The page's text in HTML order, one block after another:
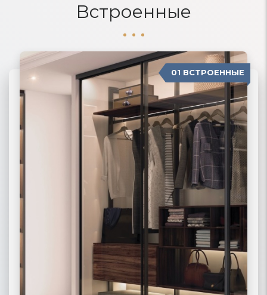
Встроенные
04 П-ОБРАЗНЫЕ 01 ВСТРОЕННЫЕ
02 РАДИУСНЫЕ
03 МОДЕРН